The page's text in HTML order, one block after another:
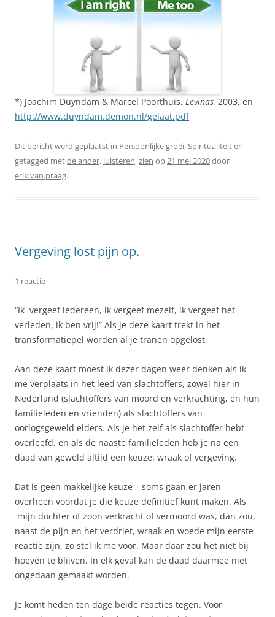
*) Joachim Duyndam & Marcel Poorthuis, Levinas, 2003, en
http://www.duyndam.demon.nl/gelaat.pdf
Dit bericht werd geplaatst in Persoonlijke groei,Spiritualiteiten
getagged metde ander, luisteren,zien op21 mei 2020door
erik.van.praag.
Vergeving lost pijn op.
1 reactie
“Ik vergeef iedereen, ik vergeef mezelf, ik vergeef het
verleden, ik ben vrij!” Als je deze kaart trekt in het
transformatiepel worden al je tranen opgelost.
Aan deze kaart moest ik dezer dagen weer denken als ik
me verplaats in het leed van slachtoffers, zowel hier in
Nederland (slachtoffers van moord en verkrachting, en hun
familieleden en vrienden) als slachtoffers van
oorlogsgeweld elders. Als je het zelf als slachtoffer hebt
overleefd, en als de naaste familieleden heb je na een
daad van geweld altijd een keuze: wraak of vergeving.
Dat is geen makkelijke keuze – soms gaan er jaren
overheen voordat je die keuze definitief kunt maken. Als
mijn dochter of zoon verkracht of vermoord was, dan zou,
naast de pijn en het verdriet, wraak en woede mijn eerste
reactie zijn, zo stel ik me voor. Maar daar zou het niet bij
hoeven te blijven. In elk geval kan de daad daarmee niet
ongedaan gemaakt worden.
Je komt heden ten dage beide reacties tegen. Voor